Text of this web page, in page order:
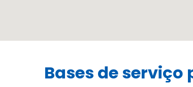
Bases de